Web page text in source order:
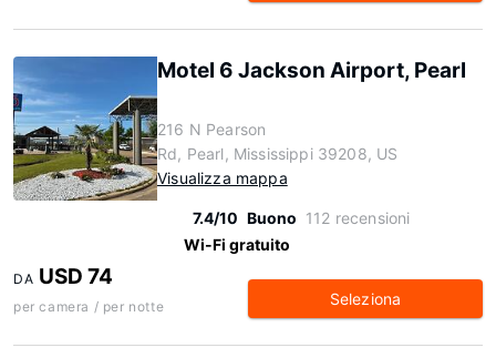
Motel 6 Jackson Airport, Pearl
216 N Pearson
Rd, Pearl, Mississippi 39208, US
Visualizza mappa
7.4/10 Buono 112 recensioni
Wi-Fi gratuito
DA USD 74
per camera / per notte Seleziona